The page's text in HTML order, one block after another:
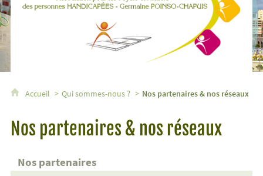
Accueil Qui sommes-nous ? Nos partenaires & nos réseaux
Nos partenaires & nos réseaux
Nos partenaires